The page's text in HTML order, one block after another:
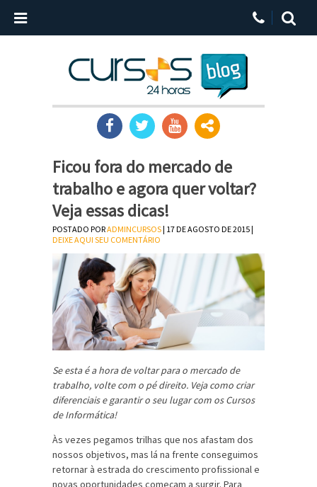
Ficou fora do mercado de
trabalho e agora quer voltar?
Veja essas dicas!
POSTADO PORADMINCURSOS| 17 DE AGOSTO DE 2015 |
DEIXE AQUI SEU COMENTÁRIO
Se esta é a hora de voltar para o mercado de
trabalho, volte com o pé direito. Veja como criar
diferenciais e garantir o seu lugar com os Cursos
de Informática!
Às vezes pegamos trilhas que nos afastam dos
nossos objetivos, mas lá na frente conseguimos
retornar à estrada do crescimento profissional e
novas oportunidades começam a surgir. Para